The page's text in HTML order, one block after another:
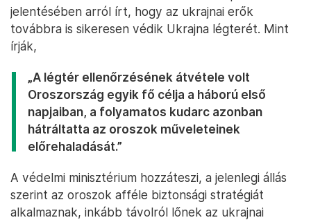
jelentésében arról írt, hogy az ukrajnai erők
továbbra is sikeresen védik Ukrajna légterét. Mint
írják,
„A légtér ellenőrzésének átvétele volt
Oroszország egyik fő célja a háború első
napjaiban, a folyamatos kudarc azonban
hátráltatta az oroszok műveleteinek
előrehaladását.”
A védelmi minisztérium hozzáteszi, a jelenlegi állás
szerint az oroszok afféle biztonsági stratégiát
alkalmaznak, inkább távolról lőnek az ukrajnai